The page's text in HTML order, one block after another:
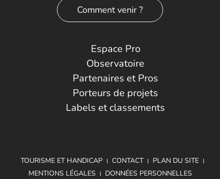
Comment venir ?
Espace Pro
Observatoire
Partenaires et Pros
Porteurs de projets
Labels et classements
TOURISME ET HANDICAP CONTACT
PLAN DU SITE
MENTIONS LÉGALES
DONNÉES PERSONNELLES